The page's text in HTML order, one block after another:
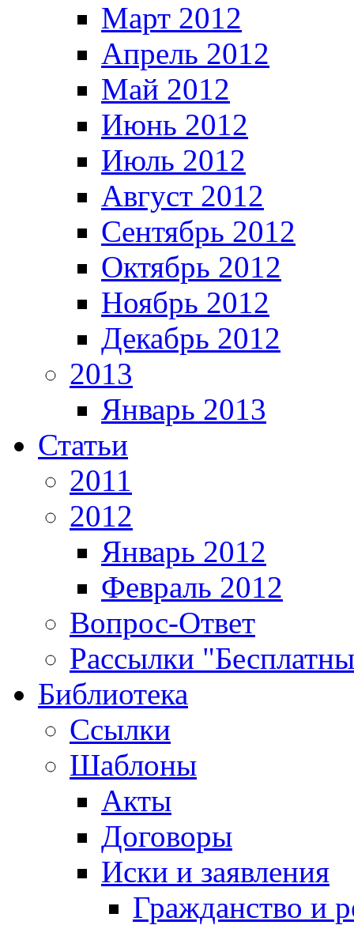
Март 2012
Апрель 2012
Май 2012
Июнь 2012
Июль 2012
Август 2012
Сентябрь 2012
Октябрь 2012
Ноябрь 2012
Декабрь 2012
2013
Январь 2013
Статьи
2011
2012
Январь 2012
Февраль 2012
Вопрос-Ответ
Рассылки
Библиотека
Ссылки
Шаблоны
Акты
Договоры
Иски и заявления
Гражданство и